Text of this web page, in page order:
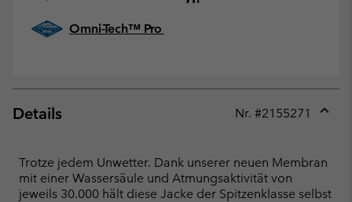
Omni-Tech™ Pro
Details Nr. #2155271
Trotze jedem Unwetter. Dank unserer neuen Membran
mit einer Wassersäule und Atmungsaktivität von
jeweils 30.000 hält diese Jacke der Spitzenklasse selbst